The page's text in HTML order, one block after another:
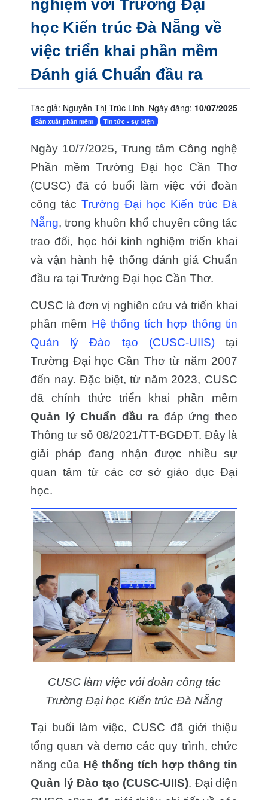
Nhiếp ảnh số và xử lý ảnh hậu kỳ
Đào tạo tin học trẻ - STEAM
Đào tạo theo yêu cầu
Các khóa tập huấn Quản trị mạng, An toàn và an
Các khóa tập huấn Công nghệ thông tin về
Các khóa tập huấn CNTT, đổi mới phương pháp
nghiệm với Trường Đại
học Kiến trúc Đà Nẵng về
việc triển khai phần mềm
Đánh giá Chuẩn đầu ra
Tác giả: Nguyễn Thị Trúc Linh Ngày đăng: 10/07/2025
Sản xuất phần mềm Tin tức - sự kiện
Ngày 10/7/2025, Trung tâm Công nghệ
Phần mềm Trường Đại học Cần Thơ
(CUSC) đã có buổi làm việc với đoàn
công tác Trường Đại học Kiến trúc Đà
Nẵng, trong khuôn khổ chuyến công tác
trao đổi, học hỏi kinh nghiệm triển khai
và vận hành hệ thống đánh giá Chuẩn
đầu ra tại Trường Đại học Cần Thơ.
CUSC là đơn vị nghiên cứu và triển khai
phần mềm Hệ thống tích hợp thông tin
Quản lý Đào tạo (CUSC-UIIS)tại
Trường Đại học Cần Thơ từ năm 2007
đến nay. Đặc biệt, từ năm 2023, CUSC
đã chính thức triển khai phần mềm
Quản lý Chuẩn đầu ra đáp ứng theo
Thông tư số 08/2021/TT-BGDĐT. Đây là
giải pháp đang nhận được nhiều sự
quan tâm từ các cơ sở giáo dục Đại
học.
CUSC làm việc với đoàn công tác
Trường Đại học Kiến trúc Đà Nẵng
Tại buổi làm việc, CUSC đã giới thiệu
tổng quan và demo các quy trình, chức
năng của Hệ thống tích hợp thông tin
Quản lý Đào tạo (CUSC-UIIS). Đại diện